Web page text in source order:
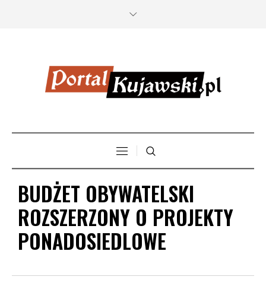
BUDŻET OBYWATELSKI
ROZSZERZONY O PROJEKTY
PONADOSIEDLOWE